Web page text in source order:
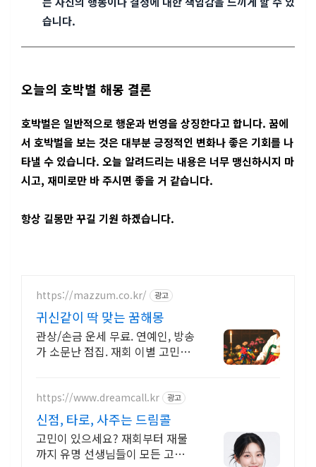
습니다.
오늘의 호박벌 해몽 결론
호박벌은 일반적으로 행운과 번영을 상징한다고 합니다. 꿈에
서 호박벌을 보는 것은 대부분 긍정적인 변화나 좋은 기회를 나
타낼 수 있습니다. 오늘 알려드리는 내용은 너무 맹신하시지 마
시고, 재미로만 바 주시면 좋을 거 같습니다.
항상 길몽만 꾸길 기원 하겠습니다.
https://mazzum.co.kr/ 광고
귀신같이 딱 맞는 꿈해몽
관상/손금 운세 무료. 연예인, 방송
가 소문난 점집. 재회 이별 고민
https://www.dreamcall.kr 광고
신점, 타로, 사주는 드림콜
고민이 있으세요? 재회부터 재물
까지 유명 선생님들이 모든 고민을